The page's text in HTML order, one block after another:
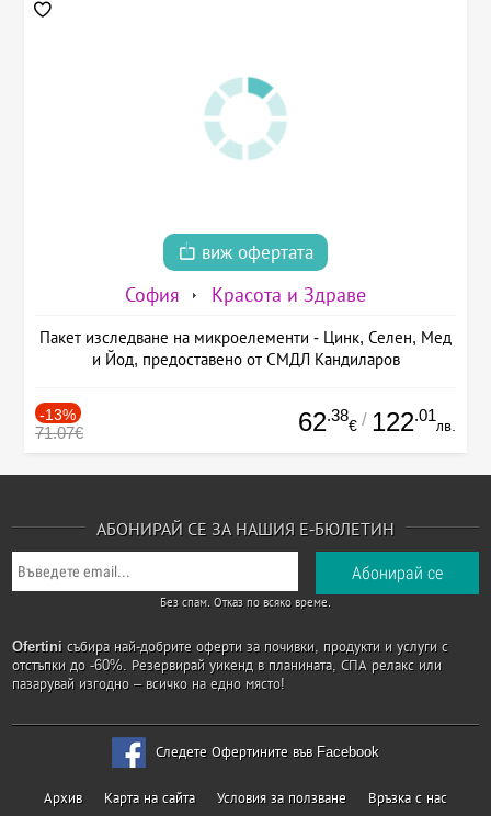
виж офертата
София Красота и Здраве
Пакет изследване на микроелементи - Цинк, Селен, Мед
и Йод, предоставено от СМДЛ Кандиларов
-13%
71.07€ 62.38
€ / 122.01
лв.
АБОНИРАЙ СЕ ЗА НАШИЯ Е-БЮЛЕТИН
Без спам. Отказ по всяко време.
Ofertini събира най-добрите оферти за почивки, продукти и услуги с
отстъпки до -60%. Резервирай уикенд в планината, СПА релакс или
пазарувай изгодно – всичко на едно място!
Следете Офертините във Facebook
Архив Карта на сайта Условия за ползване Връзка с нас